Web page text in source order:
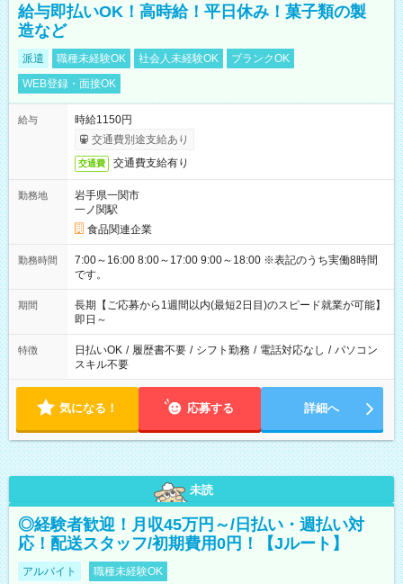
給与即払いOK！高時給！平日休み！菓子類の製
造など
派遣 職種未経験OK 社会人未経験OK
ブランクOK
WEB登録・面接OK
給与
時給1150円
交通費別途支給あり
交通費 交通費支給有り
勤務地
岩手県一関市
一ノ関駅
食品関連企業
勤務時間
7:00～16:00 8:00～17:00 9:00～18:00 ※表記のうち実働8時間
です。
期間
長期【ご応募から1週間以内(最短2日目)のスピード就業が可能】
即日～
特徴 日払いOK / 履歴書不要 / シフト勤務 / 電話対応なし / パソコン
スキル不要
気になる！ 応募する 詳細へ
未読
◎経験者歓迎！月収45万円～/日払い・週払い対
応！配送スタッフ/初期費用0円！【Jルート】
アルバイト 職種未経験OK